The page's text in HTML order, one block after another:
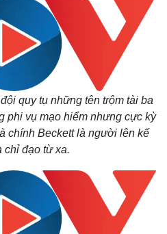
Ảnh
E-Magazine
Infographic
quy tụ những tên trộm tài ba
phi vụ mạo hiểm nhưng cực kỳ
chính Beckett là người lên kế
chỉ đạo từ xa.